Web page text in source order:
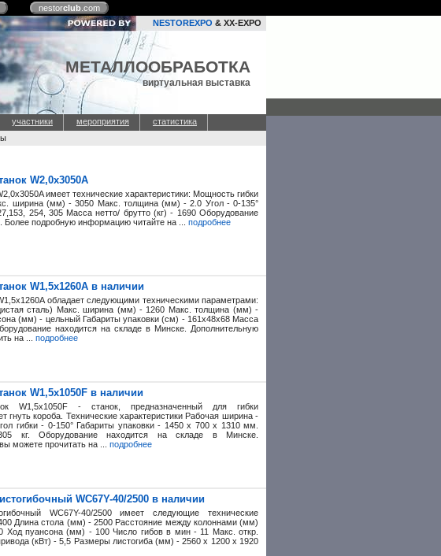
nestorclub.com
NESTOREXPO & XX-EXPO
МЕТАЛЛООБРАБОТКА
виртуальная выставка
участники мероприятия статистика
W2,0х3050A
имеет технические характеристики: Мощность гибки
ширина (мм) - 3050 Макс. толщина (мм) - 2.0 Угол - 0-135°
254, 305 Масса нетто/ брутто (кг) - 1690 Оборудование
Более подробную информацию читайте на ... подробнее
W1,5х1260A в наличии
обладает следующими техническими параметрами:
сталь) Макс. ширина (мм) - 1260 Макс. толщина (мм) -
(мм) - цельный Габариты упаковки (см) - 161х48х68 Масса
находится на складе в Минске. Дополнительную
на ... подробнее
W1,5х1050F в наличии
W1,5х1050F - станок, предназначенный для гибки
гнуть короба. Технические характеристики Рабочая ширина -
гибки - 0-150° Габариты упаковки - 1450 х 700 х 1310 мм.
кг. Оборудование находится на складе в Минске.
можете прочитать на ... подробнее
WC67Y-40/2500 в наличии
WC67Y-40/2500 имеет следующие технические
Длина стола (мм) - 2500 Расстояние между колоннами (мм)
Ход пуансона (мм) - 100 Число гибов в мин - 11 Макс. откр.
(кВт) - 5,5 Размеры листогиба (мм) - 2560 х 1200 х 1920